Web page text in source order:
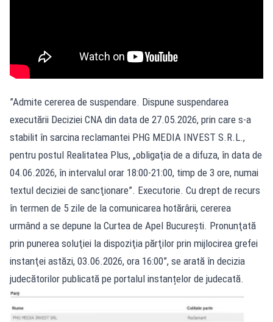
”Admite cererea de suspendare. Dispune suspendarea
executării Deciziei CNA din data de 27.05.2026, prin care s-a
stabilit în sarcina reclamantei PHG MEDIA INVEST S.R.L.,
pentru postul Realitatea Plus, „obligaţia de a difuza, în data de
04.06.2026, în intervalul orar 18:00-21:00, timp de 3 ore, numai
textul deciziei de sancţionare”. Executorie. Cu drept de recurs
în termen de 5 zile de la comunicarea hotărârii, cererea
urmând a se depune la Curtea de Apel Bucureşti. Pronunţată
prin punerea soluţiei la dispoziţia părţilor prin mijlocirea grefei
instanţei astăzi, 03.06.2026, ora 16:00”, se arată în decizia
judecătorilor publicată pe portalul instanțelor de judecată.